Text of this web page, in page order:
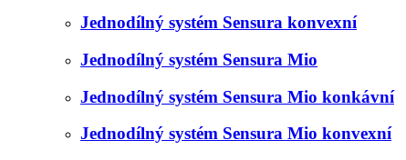
Jednodílný systém Sensura konvexní
Jednodílný systém Sensura Mio
Jednodílný systém Sensura Mio konkávní
Jednodílný systém Sensura Mio konvexní